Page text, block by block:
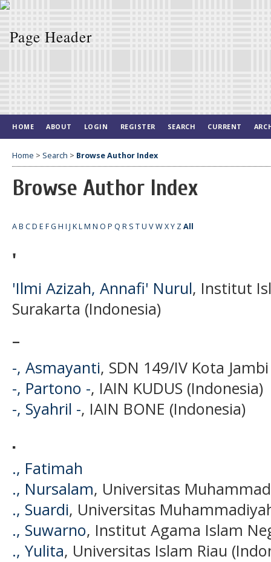
HOME ABOUT LOGIN REGISTER SEARCH CURRENT
Home > Search > Browse Author Index
Browse Author Index
AB CD E FG H I J KLM N O P Q R S TU VWXY ZAll
'
'Ilmi Azizah, Annafi' Nurul, Institut
Surakarta (Indonesia)
-
-, Asmayanti, SDN 149/IV Kota
-, Partono -, IAIN KUDUS (Indonesia)
-, Syahril -, IAIN BONE (Indonesia)
.
., Fatimah
., Nursalam, Universitas
., Suardi, Universitas
., Suwarno, Institut Agama Islam
., Yulita, Universitas Islam Riau